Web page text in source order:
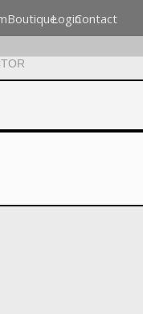
BoutiqueLoginContact